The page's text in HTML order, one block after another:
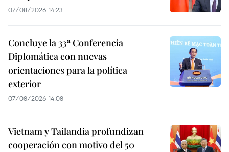
07/08/2026 14:23
Concluye la 33ª Conferencia
Diplomática con nuevas
orientaciones para la política
exterior
07/08/2026 14:08
Vietnam y Tailandia profundizan
cooperación con motivo del 50